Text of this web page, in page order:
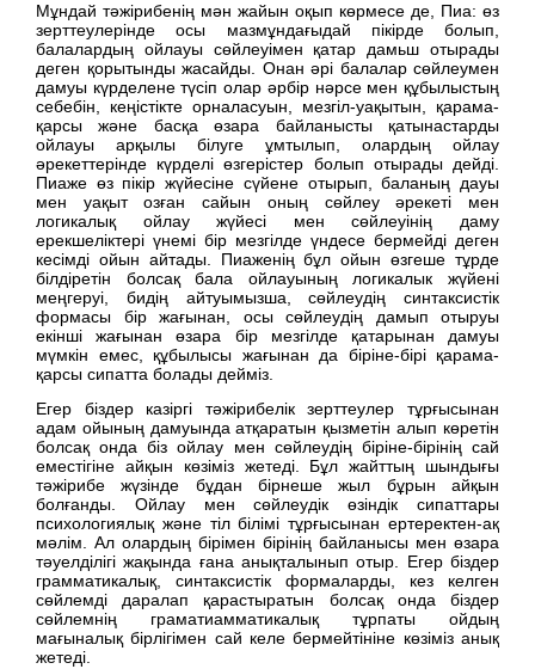
Мұндай тәжірибенің мән жайын оқып көрмесе де, Пиа: өз
зерттеулерінде осы мазмұндағыдай пікірде болып,
балалардың ойлауы сөйлеуімен қатар дамьш отырады
деген қорытынды жасайды. Онан әрі балалар сөйлеумен
дамуы күрделене түсіп олар әрбір нәрсе мен құбылыстың
себебін, кеңістікте орналасуын, мезгіл-уақытын, қарама-
қарсы және басқа өзара байланысты қатынастарды
ойлауы арқылы білуге ұмтылып, олардың ойлау
әрекеттерінде күрделі өзгерістер болып отырады дейді.
Пиаже өз пікір жүйесіне сүйене отырып, баланың дауы
мен уақыт озған сайын оның сөйлеу әрекеті мен
логикалық ойлау жүйесі мен сөйлеуінің даму
ерекшеліктері үнемі бір мезгілде үндесе бермейді деген
кесімді ойын айтады. Пиаженің бұл ойын өзгеше тұрде
білдіретін болсақ бала ойлауының логикалык жүйені
меңгеруі, бидің айтуымызша, сөйлеудің синтаксистік
формасы бір жағынан, осы сөйлеудің дамып отыруы
екінші жағынан өзара бір мезгілде қатарынан дамуы
мүмкін емес, құбылысы жағынан да біріне-бірі қарама-
қарсы сипатта болады дейміз.
Егер біздер казіргі тәжірибелік зерттеулер тұрғысынан
адам ойының дамуында атқаратын қызметін алып көретін
болсақ онда біз ойлау мен сөйлеудің біріне-бірінің сай
еместігіне айқын көзіміз жетеді. Бұл жайттың шындығы
тәжірибе жүзінде бұдан бірнеше жыл бұрын айқын
болғанды. Ойлау мен сөйлеудік өзіндік сипаттары
психологиялық және тіл білімі тұрғысынан ертеректен-ақ
мәлім. Ал олардың бірімен бірінің байланысы мен өзара
тәуелділігі жақында ғана анықталынып отыр. Егер біздер
грамматикалық, синтаксистік формаларды, кез келген
сөйлемді даралап қарастыратын болсақ онда біздер
сөйлемнің граматиамматикалық тұрпаты ойдың
мағыналық бірлігімен сай келе бермейтініне көзіміз анық
жетеді.